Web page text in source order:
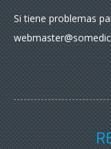
Si tiene problemas